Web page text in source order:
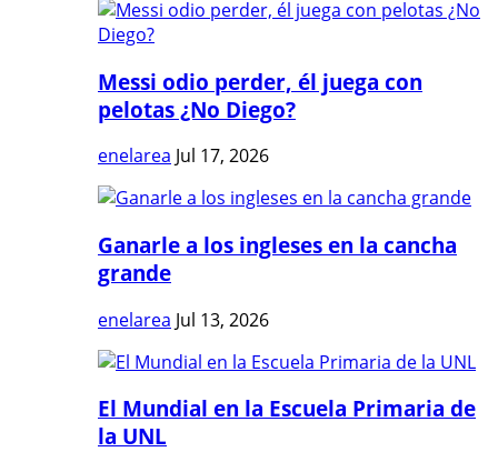
Messi odio perder, él juega con
pelotas ¿No Diego?
enelarea Jul 17, 2026
Ganarle a los ingleses en la cancha
grande
enelarea Jul 13, 2026
El Mundial en la Escuela Primaria de
la UNL